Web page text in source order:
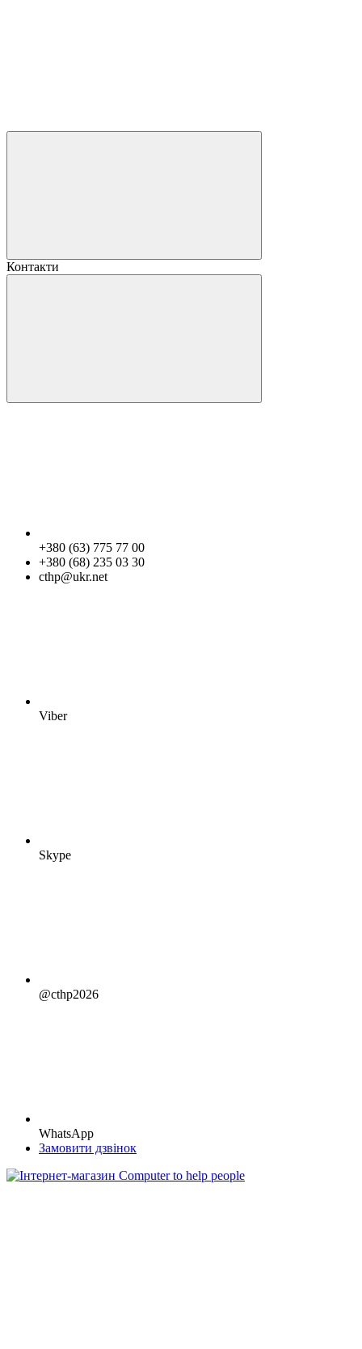
Контакти
+380 (63) 775 77 00
+380 (68) 235 03 30
cthp@ukr.net
Viber
Skype
@cthp2026
WhatsApp
Замовити дзвінок